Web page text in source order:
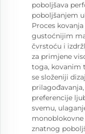
poboljšava
poboljšanjem
Proces
gustoćnijim
čvrstoću i
za primjene
toga, kovanim
se složeniji
preferencije
svemu,
znatnog